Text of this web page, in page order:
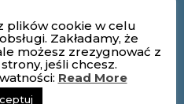
plików cookie w celu
Zakładamy, że
możesz zrezygnować z
jeśli chcesz.
Read More